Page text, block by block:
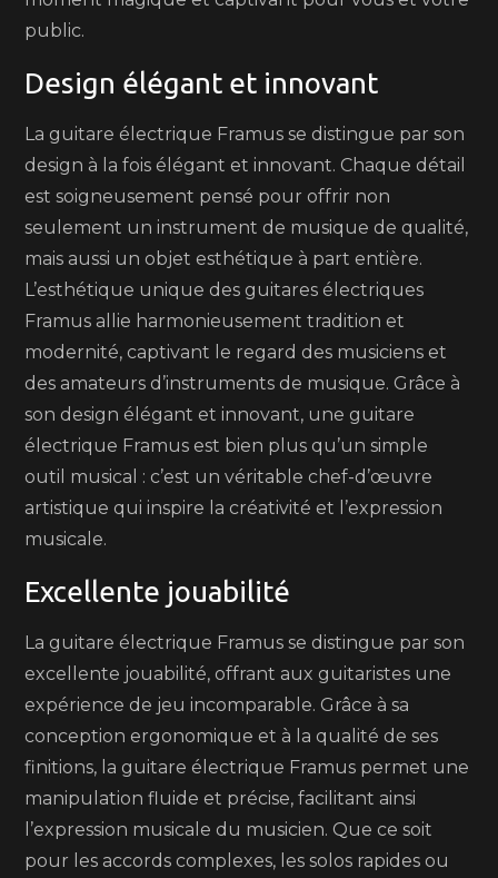
public.
Design élégant et innovant
La guitare électrique Framus se distingue par son
design à la fois élégant et innovant. Chaque détail
est soigneusement pensé pour offrir non
seulement un instrument de musique de qualité,
mais aussi un objet esthétique à part entière.
L’esthétique unique des guitares électriques
Framus allie harmonieusement tradition et
modernité, captivant le regard des musiciens et
des amateurs d’instruments de musique. Grâce à
son design élégant et innovant, une guitare
électrique Framus est bien plus qu’un simple
outil musical : c’est un véritable chef-d’œuvre
artistique qui inspire la créativité et l’expression
musicale.
Excellente jouabilité
La guitare électrique Framus se distingue par son
excellente jouabilité, offrant aux guitaristes une
expérience de jeu incomparable. Grâce à sa
conception ergonomique et à la qualité de ses
finitions, la guitare électrique Framus permet une
manipulation fluide et précise, facilitant ainsi
l’expression musicale du musicien. Que ce soit
pour les accords complexes, les solos rapides ou